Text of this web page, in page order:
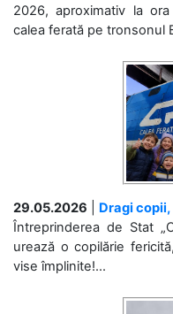
2026, aproximativ la
calea ferată pe tronsonul
29.05.2026
Dragi copii,
Întreprinderea de Stat
urează o copilărie
vise împlinite!...